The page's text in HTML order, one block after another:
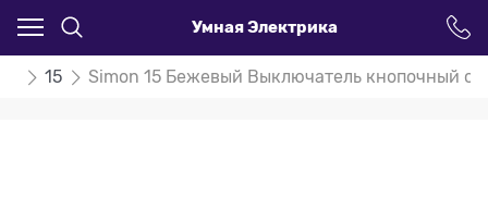
Умная Электрика
15 Simon 15 Бежевый Выключатель кнопочный с